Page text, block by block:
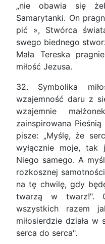
„nie obawia się
Samarytanki. On
pić », Stwórca
swego biednego
Mała Tereska
miłość Jezusa.
32. Symbolika
wzajemność daru z
wzajemnie
zainspirowana
pisze: „Myślę, że
wyłącznie moje,
Niego samego. A
rozkosznej
na tę chwilę, gdy
twarzą w twarz!".
wszystkich razem
miłosierdzie działa
serca do serca".